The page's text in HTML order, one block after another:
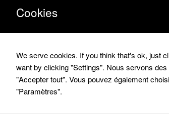
Cookies
We serve cookies. If you think that's ok, just
want by clicking "Settings". Nous servons
"Accepter tout". Vous pouvez également
"Paramètres".